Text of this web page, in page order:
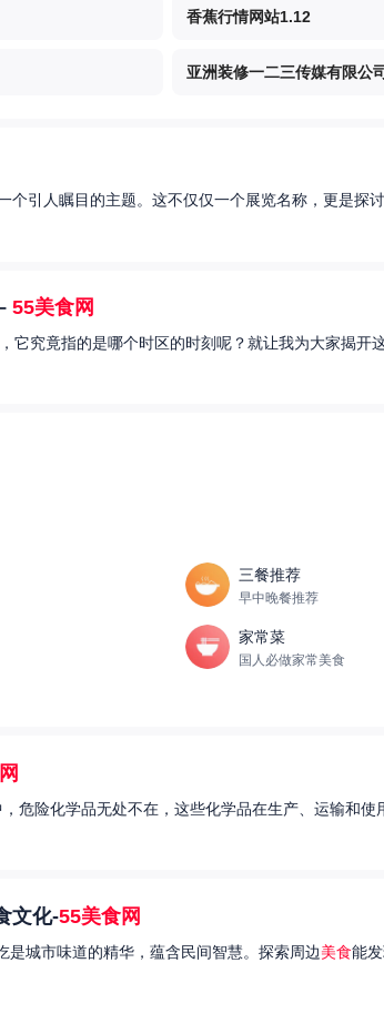
香蕉行情网站1.12
亚洲装修一二三传媒有限公司
引人瞩目的主题。这不仅仅一个展览名称，更是探
55美食网
究竟指的是哪个时区的时刻呢？就让我为大家揭开
三餐推荐
早中晚餐推荐
家常菜
国人必做家常美食
险化学品无处不在，这些化学品在生产、运输和
文化-55美食网
是城市味道的精华，蕴含民间智慧。探索周边美食能